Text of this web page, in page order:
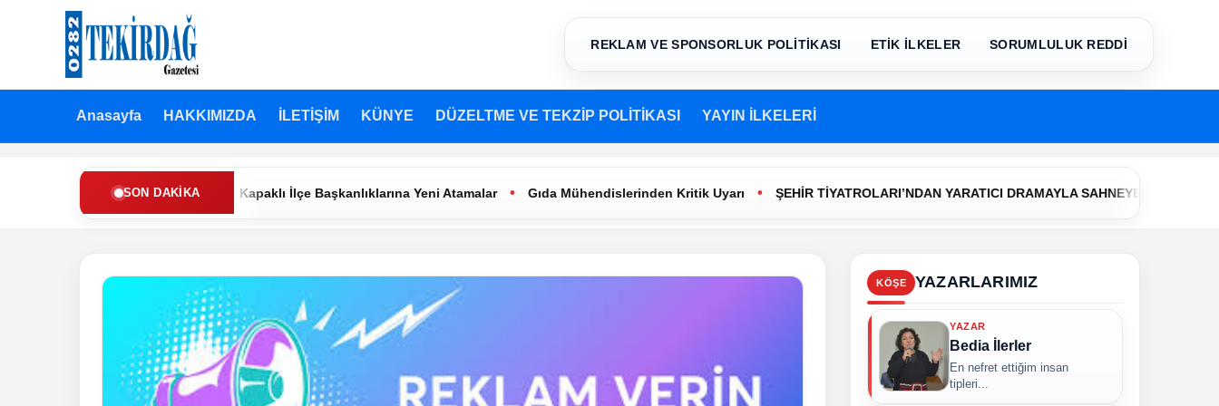
REKLAM VE SPONSORLUK POLİTİKASI ETİK İLKELER SORUMLULUK REDDİ
Anasayfa HAKKIMIZDA İLETİŞİM KÜNYE DÜZELTME VE TEKZİP POLİTİKASI YAYIN İLKELERİ
SON DAKIKA
Partisi’nde Muratlı ve Kapaklı İlçe Başkanlıklarına Yeni Atamalar • Gıda Mühendislerinden Kritik Uyarı • ŞEHİR TİYATROLARI’NDAN YARATICI DRAMAYLA SAHNEYE İLK ADIM
KÖŞE YAZARLARIMIZ
YAZAR
Bedia İlerler
En nefret ettiğim insan
tipleri...